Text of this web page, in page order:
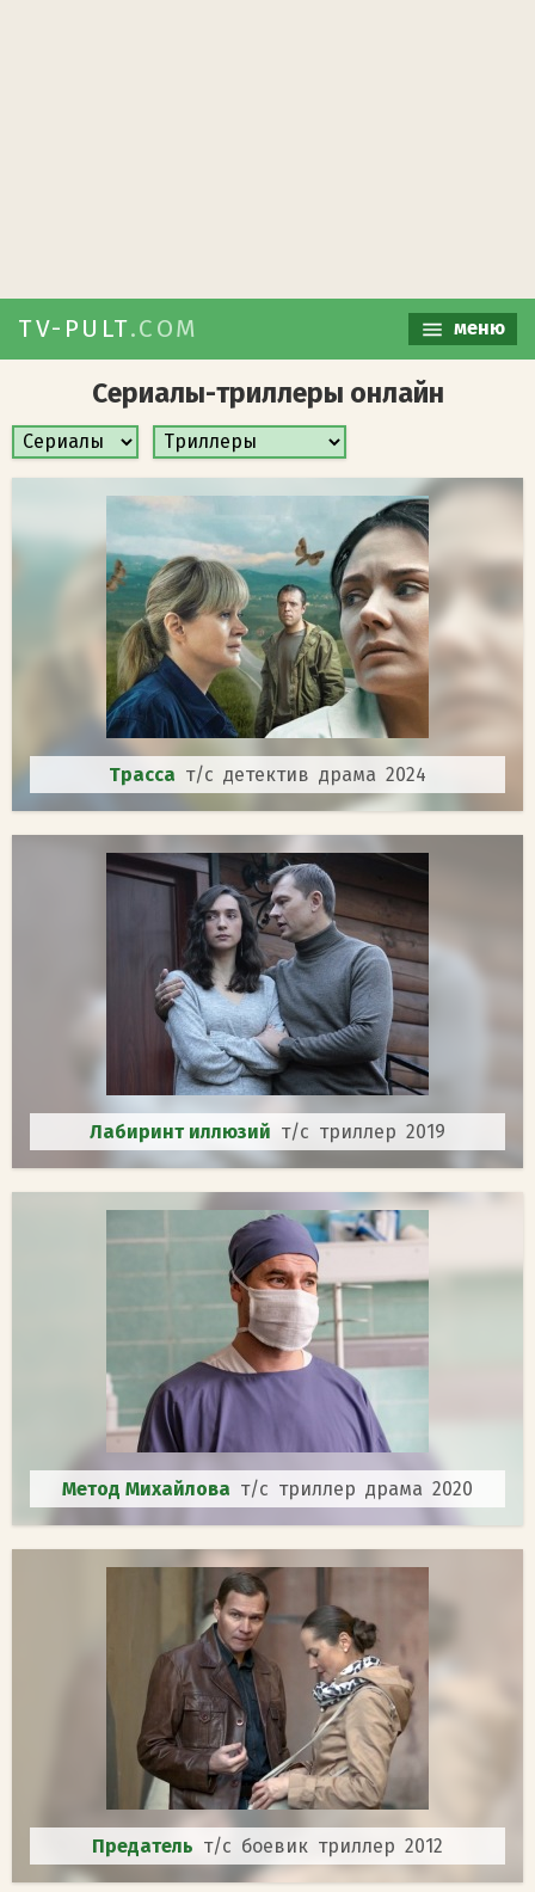
TV-PULT.COM меню
Сериалы-триллеры онлайн
Трасса т/с детектив драма 2024
Лабиринт иллюзий т/с триллер 2019
Метод Михайлова т/с триллер драма 2020
Предатель т/с боевик триллер 2012